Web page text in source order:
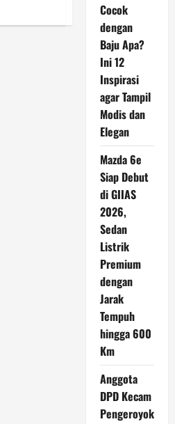
Cocok
dengan
Baju Apa?
Ini 12
Inspirasi
agar Tampil
Modis dan
Elegan
Mazda 6e
Siap Debut
di GIIAS
2026,
Sedan
Listrik
Premium
dengan
Jarak
Tempuh
hingga 600
Km
Anggota
DPD Kecam
Pengeroyok